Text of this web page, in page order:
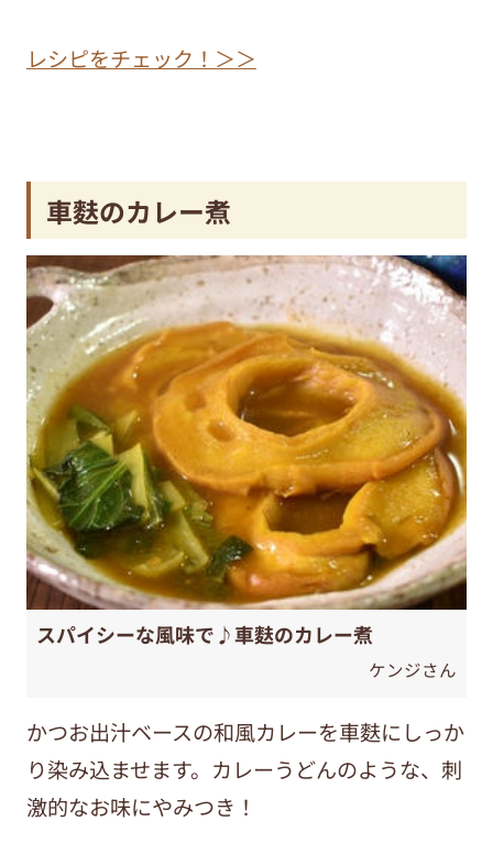
レシピをチェック！＞＞
車麩のカレー煮
スパイシーな風味で♪車麩のカレー煮
ケンジさん
かつお出汁ベースの和風カレーを車麩にしっか
り染み込ませます。カレーうどんのような、刺
激的なお味にやみつき！